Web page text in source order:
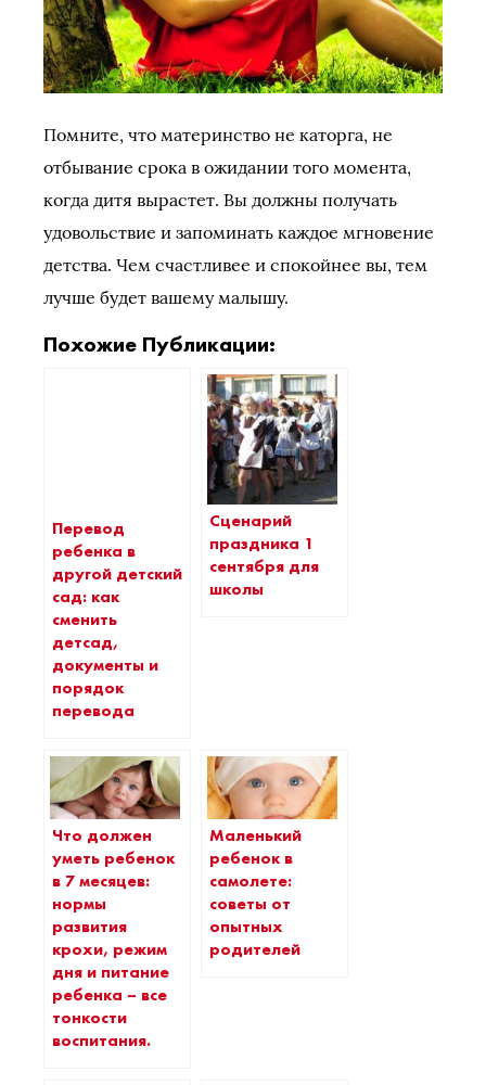
Помните, что материнство не каторга, не
отбывание срока в ожидании того момента,
когда дитя вырастет. Вы должны получать
удовольствие и запоминать каждое мгновение
детства. Чем счастливее и спокойнее вы, тем
лучше будет вашему малышу.
Похожие Публикации:
Перевод
ребенка в
другой детский
сад: как
сменить
детсад,
документы и
порядок
перевода
Сценарий
праздника 1
сентября для
школы
Что должен
уметь ребенок
в 7 месяцев:
нормы
развития
крохи, режим
дня и питание
ребенка – все
тонкости
воспитания.
Маленький
ребенок в
самолете:
советы от
опытных
родителей